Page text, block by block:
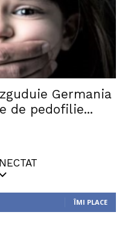
Germania
de pedofilie...
ÎMI PLACE